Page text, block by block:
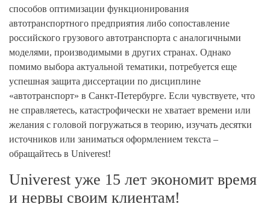
способов оптимизации функционирования
автотранспортного предприятия либо сопоставление
российского грузового автотранспорта с аналогичными
моделями, производимыми в других странах. Однако
помимо выбора актуальной тематики, потребуется еще
успешная защита диссертации по дисциплине
«автотранспорт» в Санкт-Петербурге. Если чувствуете, что
не справляетесь, катастрофически не хватает времени или
желания с головой погружаться в теорию, изучать десятки
источников или заниматься оформлением текста –
обращайтесь в Univerest!
Univerest уже 15 лет экономит время
и нервы своим клиентам!